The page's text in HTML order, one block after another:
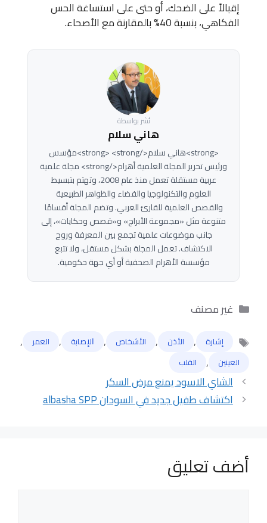
إقبالاً على الضحك، أو حتى على استساغة الحس
الفكاهي، بنسبة 40% بالمقارنة مع الأصحاء.
نُشر بواسطة
هاني سلام
<strong>هاني سلام</strong> <strong>مؤسس
ورئيس تحرير المجلة العلمية أهرام</strong> مجلة علمية
عربية مستقلة تعمل منذ عام 2008، وتهتم بتبسيط
العلوم والتكنولوجيا والفضاء والظواهر الطبيعية
والقصص العلمية للقارئ العربي. وتضم المجلة أقسامًا
متنوعة مثل «مجموعة الأبراج» و«قصص وحكايات»، إلى
جانب موضوعات علمية تجمع بين المعرفة وروح
الاكتشاف. تعمل المجلة بشكل مستقل، ولا تتبع
مؤسسة الأهرام الصحفية أو أي جهة حكومية.
التصنيفات
غير مصنف
الوسوم
إشارة , الأذن , الأشخاص , ﺍﻹﺻﺎﺑﺔ , العمر ,
العينين , القلب
الشاي الاسود يمنع مرض السكر
اكتشاف طفيل جديد في السودان albasha SPP
أضف تعليق